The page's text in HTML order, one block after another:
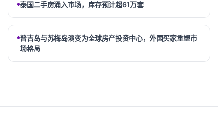
泰国二手房涌入市场，库存预计超61万套
普吉岛与苏梅岛演变为全球房产投资中心，外国买家重塑市
场格局